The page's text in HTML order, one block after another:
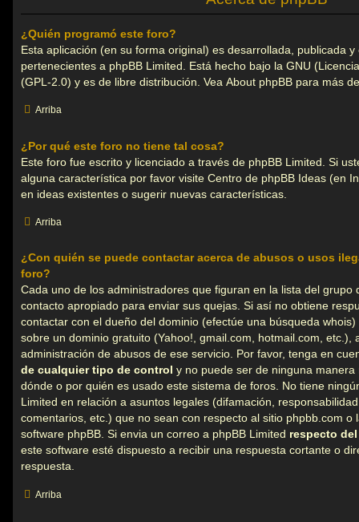
¿Quién programó este foro?
Esta aplicación (en su forma original) es desarrollada, publicada
pertenecientes a phpBB Limited . Está hecho bajo la GNU
(GPL-2.0) y es de libre distribución. Vea About phpBB para más
Arriba
¿Por qué este foro no tiene tal cosa?
Este foro fue escrito y licenciado a través de phpBB Limited. Si
alguna característica por favor visite Centro de phpBB Ideas (en
en ideas existentes o sugerir nuevas características.
Arriba
¿Con quién se puede contactar acerca de abusos o usos
foro?
Cada uno de los administradores que figuran en la lista del grupo
contacto apropiado para enviar sus quejas. Si así no obtiene
contactar con el dueño del dominio (efectúe una búsqueda whois)
sobre un dominio gratuito (Yahoo!, gmail.com, hotmail.com, etc.),
administración de abusos de ese servicio. Por favor, tenga en
de cualquier tipo de control y no puede ser de ninguna
dónde o por quién es usado este sistema de foros. No tiene
Limited en relación a asuntos legales (difamación,
comentarios, etc.) que no sean con respecto al sitio phpbb.com o
software phpBB. Si envia un correo a phpBB Limited respecto
este software esté dispuesto a recibir una respuesta cortante o
respuesta.
Arriba